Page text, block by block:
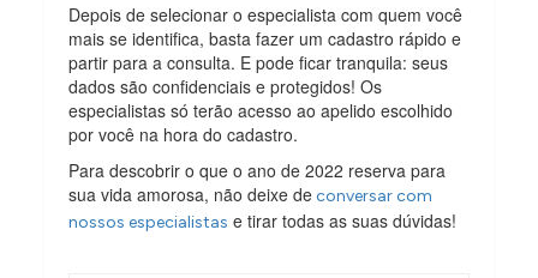
Depois de selecionar o especialista com quem você
mais se identifica, basta fazer um cadastro rápido e
partir para a consulta. E pode ficar tranquila: seus
dados são confidenciais e protegidos! Os
especialistas só terão acesso ao apelido escolhido
por você na hora do cadastro.
Para descobrir o que o ano de 2022 reserva para
sua vida amorosa, não deixe deconversar com
nossos especialistas e tirar todas as suas dúvidas!